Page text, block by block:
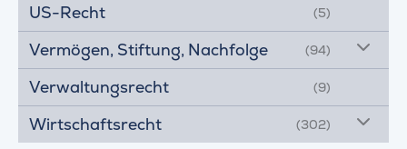
US-Recht (5)
Vermögen, Stiftung, Nachfolge (94)
Verwaltungsrecht (9)
Wirtschaftsrecht (302)